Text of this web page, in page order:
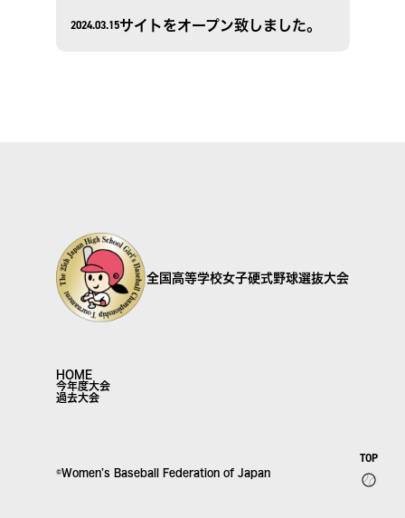
2024.03.15サイトをオープン致しました。
全国高等学校女子硬式野球選抜大会
HOME
今年度大会
過去大会
©Women’s Baseball Federation of Japan
TOP